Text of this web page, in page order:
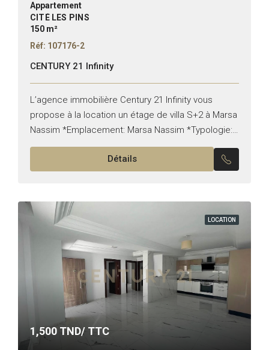
Appartement
CITÉ LES PINS
150 m²
Réf: 107176-2
CENTURY 21 Infinity
L’agence immobilière Century 21 Infinity vous
propose à la location un étage de villa S+2 à Marsa
Nassim *Emplacement: Marsa Nassim *Typologie:
S+2 *Superficie: 150m² *État: vide Il est composé
Détails
LOCATION
1,500 TND/ TTC